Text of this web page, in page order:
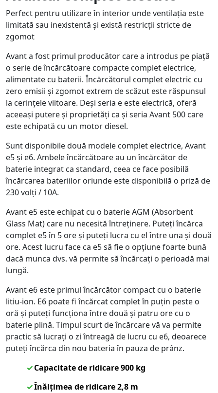
Perfect pentru utilizare în interior unde ventilația este
limitată sau inexistentă și există restricții stricte de
zgomot
Avant a fost primul producător care a introdus pe piață
o serie de încărcătoare compacte complet electrice,
alimentate cu baterii. Încărcătorul complet electric cu
zero emisii și zgomot extrem de scăzut este răspunsul
la cerințele viitoare. Deși seria e este electrică, oferă
aceeași putere și proprietăți ca și seria Avant 500 care
este echipată cu un motor diesel.
Sunt disponibile două modele complet electrice, Avant
e5 și e6. Ambele încărcătoare au un încărcător de
baterie integrat ca standard, ceea ce face posibilă
încărcarea bateriilor oriunde este disponibilă o priză de
230 volți / 10A.
Avant e5 este echipat cu o baterie AGM (Absorbent
Glass Mat) care nu necesită întreținere. Puteți încărca
complet e5 în 5 ore și puteți lucra cu el între una și două
ore. Acest lucru face ca e5 să fie o opțiune foarte bună
dacă munca dvs. vă permite să încărcați o perioadă mai
lungă.
Avant e6 este primul încărcător compact cu o baterie
litiu-ion. E6 poate fi încărcat complet în puțin peste o
oră și puteți funcționa între două și patru ore cu o
baterie plină. Timpul scurt de încărcare vă va permite
practic să lucrați o zi întreagă de lucru cu e6, deoarece
puteți încărca din nou bateria în pauza de prânz.
Capacitate de ridicare 900 kg
Înălțimea de ridicare 2,8 m